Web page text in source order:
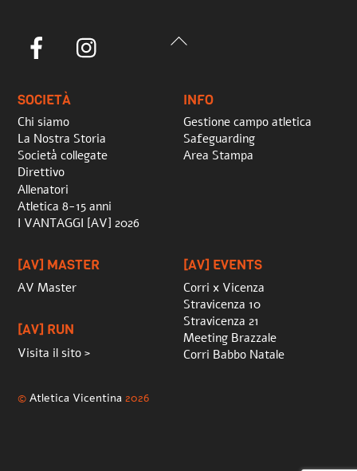
Back
Facebook
SOCIETÀ
Chi siamo
La Nostra Storia
Società collegate
Direttivo
Allenatori
Atletica 8-15 anni
I VANTAGGI [AV] 2026
INFO
Gestione campo atletica
Safeguarding
Area Stampa
[AV] MASTER
AV Master
[AV] RUN
Visita il sito >
[AV] EVENTS
Corri x Vicenza
Stravicenza 10
Stravicenza 21
Meeting Brazzale
Corri Babbo Natale
©Atletica Vicentina 2026